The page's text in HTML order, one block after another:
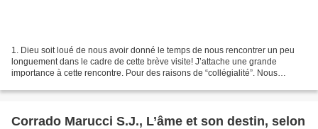
1. Dieu soit loué de nous avoir donné le temps de nous rencontrer un peu
longuement dans le cadre de cette brève visite! J’attache une grande
importance à cette rencontre. Pour des raisons de “collégialité”. Nous
Corrado Marucci S.J., L’âme et son destin, selon